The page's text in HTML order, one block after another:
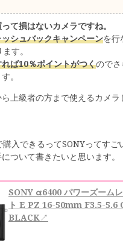
って損はないカメラですね。
ッシュバックキャンペーンを行
す。
ば10％ポイントがつくので
。
上級者の方まで使えるカメラ
入できるってSONYってすご
ついて書きたいと思います。
SONY α6400 パワーズーム
ト E PZ 16-50mm F3.5-5.6
BLACK↗︎